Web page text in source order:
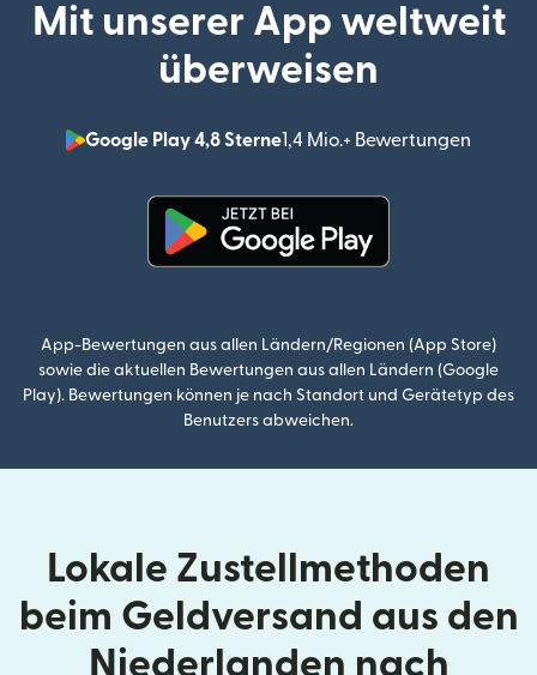
Mit unserer App weltweit
überweisen
Google Play 4,8 Sterne1,4 Mio.+ Bewertungen
App-Bewertungen aus allen Ländern/Regionen (App Store)
sowie die aktuellen Bewertungen aus allen Ländern (Google
Play). Bewertungen können je nach Standort und Gerätetyp des
Benutzers abweichen.
Lokale Zustellmethoden
beim Geldversand aus den
Niederlanden nach